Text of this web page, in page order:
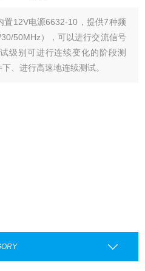
置12V电源6632-10，提供7种频
50MHz），可以进行交流信号
级别可进行连续变化的阶段测
、进行高速地连续测试。